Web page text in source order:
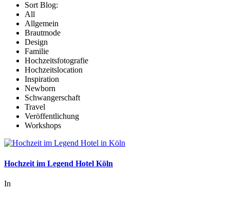
Sort Blog:
All
Allgemein
Brautmode
Design
Familie
Hochzeitsfotografie
Hochzeitslocation
Inspiration
Newborn
Schwangerschaft
Travel
Veröffentlichung
Workshops
Hochzeit im Legend Hotel Köln
In